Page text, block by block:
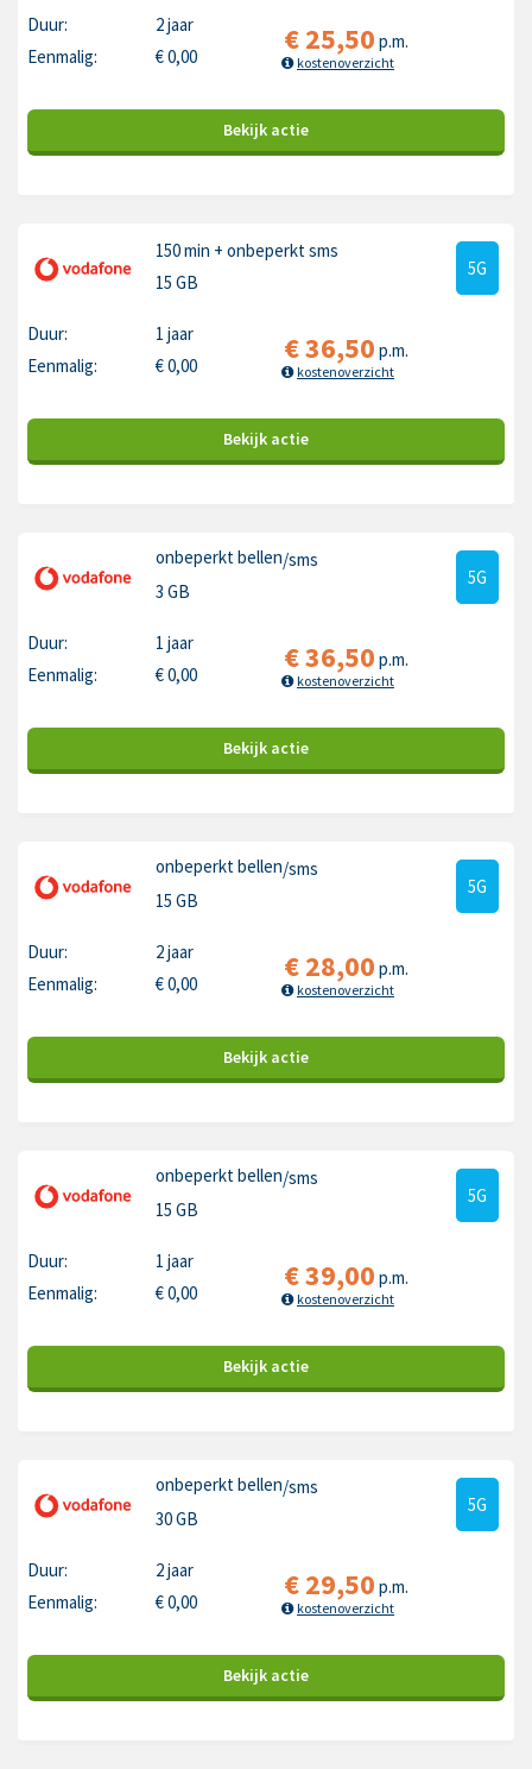
Duur:
2 jaar
Eenmalig:
€0,00 €25,50 p.m.
kostenoverzicht
Bekijk actie
150 min + onbeperkt sms
15 GB
5G
Duur:
1 jaar
Eenmalig:
€0,00 €36,50 p.m.
kostenoverzicht
Bekijk actie
onbeperkt bellen/sms
3 GB
5G
Duur:
1 jaar
Eenmalig:
€0,00 €36,50 p.m.
kostenoverzicht
Bekijk actie
onbeperkt bellen/sms
15 GB
5G
Duur:
2 jaar
Eenmalig:
€0,00 €28,00 p.m.
kostenoverzicht
Bekijk actie
onbeperkt bellen/sms
15 GB
5G
Duur:
1 jaar
Eenmalig:
€0,00 €39,00 p.m.
kostenoverzicht
Bekijk actie
onbeperkt bellen/sms
30 GB
5G
Duur:
2 jaar
Eenmalig:
€0,00 €29,50 p.m.
kostenoverzicht
Bekijk actie